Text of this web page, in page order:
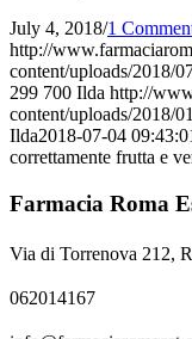
July 4, 2018/1
http://
content/uploads/2018/
299 700 Ilda http://
content/uploads/2018/
Ilda2018-07-04
correttamente frutta e
Farmacia Roma
Via di Torrenova 212,
062014167